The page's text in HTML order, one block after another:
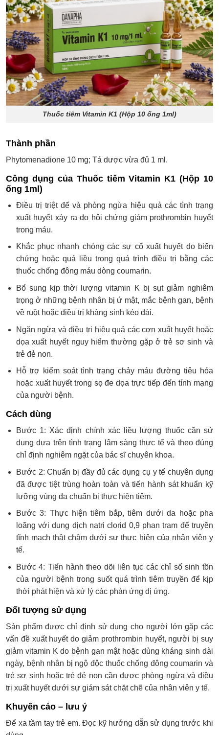
Thuốc tiêm Vitamin K1 (Hộp 10 ống 1ml)
Thành phần
Phytomenadione 10 mg; Tá dược vừa đủ 1 ml.
Công dụng của Thuốc tiêm Vitamin K1 (Hộp 10
ống 1ml)
Điều trị triệt để và phòng ngừa hiệu quả các tình trạng
xuất huyết xảy ra do hội chứng giảm prothrombin huyết
trong máu.
Khắc phục nhanh chóng các sự cố xuất huyết do biến
chứng hoặc quá liều trong quá trình điều trị bằng các
thuốc chống đông máu dòng coumarin.
Bổ sung kịp thời lượng vitamin K bị sụt giảm nghiêm
trọng ở những bệnh nhân bị ứ mật, mắc bệnh gan, bệnh
về ruột hoặc điều trị kháng sinh kéo dài.
Ngăn ngừa và điều trị hiệu quả các cơn xuất huyết hoặc
dọa xuất huyết nguy hiểm thường gặp ở trẻ sơ sinh và
trẻ đẻ non.
Hỗ trợ kiểm soát tình trạng chảy máu đường tiêu hóa
hoặc xuất huyết trong sọ đe dọa trực tiếp đến tính mạng
của người bệnh.
Cách dùng
Bước 1: Xác định chính xác liều lượng thuốc cần sử
dụng dựa trên tình trạng lâm sàng thực tế và theo đúng
chỉ định nghiêm ngặt của bác sĩ chuyên khoa.
Bước 2: Chuẩn bị đầy đủ các dụng cụ y tế chuyên dụng
đã được tiệt trùng hoàn toàn và tiến hành sát khuẩn kỹ
lưỡng vùng da chuẩn bị thực hiện tiêm.
Bước 3: Thực hiện tiêm bắp, tiêm dưới da hoặc pha
loãng với dung dịch natri clorid 0,9 phan tram để truyền
tĩnh mạch thật chậm dưới sự thực hiện của nhân viên y
tế.
Bước 4: Tiến hành theo dõi liên tục các chỉ số sinh tồn
của người bệnh trong suốt quá trình tiêm truyền để kịp
thời phát hiện và xử lý các phản ứng dị ứng.
Đối tượng sử dụng
Sản phẩm được chỉ định sử dụng cho người lớn gặp các
vấn đề xuất huyết do giảm prothrombin huyết, người bị suy
giảm vitamin K do bệnh gan mật hoặc dùng kháng sinh dài
ngày, bệnh nhân bị ngộ độc thuốc chống đông coumarin và
trẻ sơ sinh hoặc trẻ đẻ non cần được phòng ngừa và điều
trị xuất huyết dưới sự giám sát chặt chẽ của nhân viên y tế.
Khuyến cáo – lưu ý
Để xa tầm tay trẻ em. Đọc kỹ hướng dẫn sử dụng trước khi